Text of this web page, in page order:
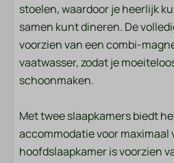
Handdoeken
Slaapkamer
Beddengoed
Entertainment
Smart TV
stoelen, waardoor je heerlijk
samen kunt dineren. De
voorzien van een combi-
vaatwasser, zodat je
schoonmaken.
Met twee slaapkamers biedt
accommodatie voor maximaal
hoofdslaapkamer is voorzien